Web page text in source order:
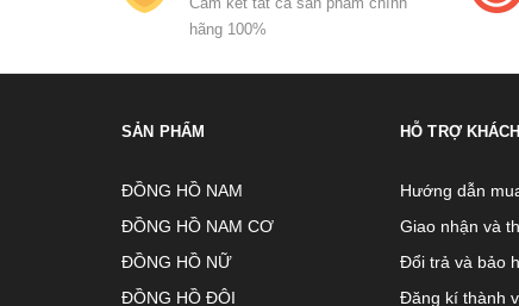
hãng 100%
SẢN PHẨM
ĐỒNG HỒ NAM
ĐỒNG HỒ NAM CƠ
ĐỒNG HỒ NỮ
ĐỒNG HỒ ĐÔI
HỖ TRỢ
Hướng dẫn
Giao nhận và
Đổi trả và bảo
Đăng kí thành